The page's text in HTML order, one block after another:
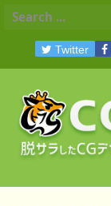
Twitter